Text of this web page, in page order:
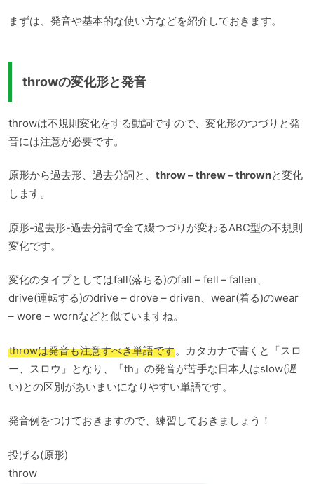
まずは、発音や基本的な使い方などを紹介しておきます。
throwの変化形と発音
throwは不規則変化をする動詞ですので、変化形のつづりと発
音には注意が必要です。
原形から過去形、過去分詞と、 throw – threw – thrownと変化
します。
原形-過去形-過去分詞で全て綴つづりが変わるABC型の不規則
変化です。
変化のタイプとしてはfall(落ちる)のfall – fell – fallen、
drive(運転する)のdrive – drove – driven、wear(着る)のwear
– wore – wornなどと似ていますね。
throwは発音も注意すべき単語です。カタカナで書くと「スロ
ー、スロウ」となり、「th」の発音が苦手な日本人はslow(遅
い)との区別があいまいになりやすい単語です。
発音例をつけておきますので、練習しておきましょう！
投げる(原形)
throw